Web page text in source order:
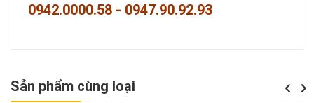
0942.0000.58 - 0947.90.92.93
Sản phẩm cùng loại Next